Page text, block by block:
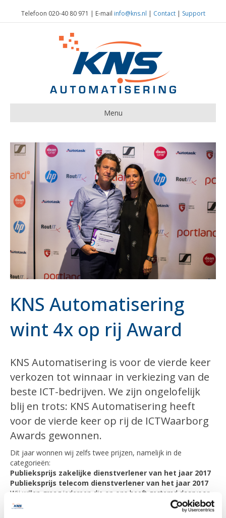
Telefoon 020-40 80 971 | E-mail info@kns.nl | Contact| Support
Menu
KNS Automatisering
wint 4x op rij Award
KNS Automatisering is voor de vierde keer
verkozen tot winnaar in verkiezing van de
beste ICT-bedrijven. We zijn ongelofelijk
blij en trots: KNS Automatisering heeft
voor de vierde keer op rij de ICTWaarborg
Awards gewonnen.
Dit jaar wonnen wij zelfs twee prijzen, namelijk in de
categorieën:
Publieksprijs zakelijke dienstverlener van het jaar 2017
Publieksprijs telecom dienstverlener van het jaar 2017
Wij willen graag iedereen die op ons heeft gestemd daarvoor
hartelijk bedanken!